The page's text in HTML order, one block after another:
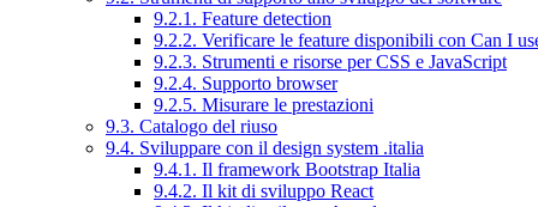
9.2.1. Feature detection
9.2.2. Verificare le feature disponibili con Can I
9.2.3. Strumenti e risorse per CSS e JavaScript
9.2.4. Supporto browser
9.2.5. Misurare le prestazioni
9.3. Catalogo del riuso
9.4. Sviluppare con il design system .italia
9.4.1. Il framework Bootstrap Italia
9.4.2. Il kit di sviluppo React